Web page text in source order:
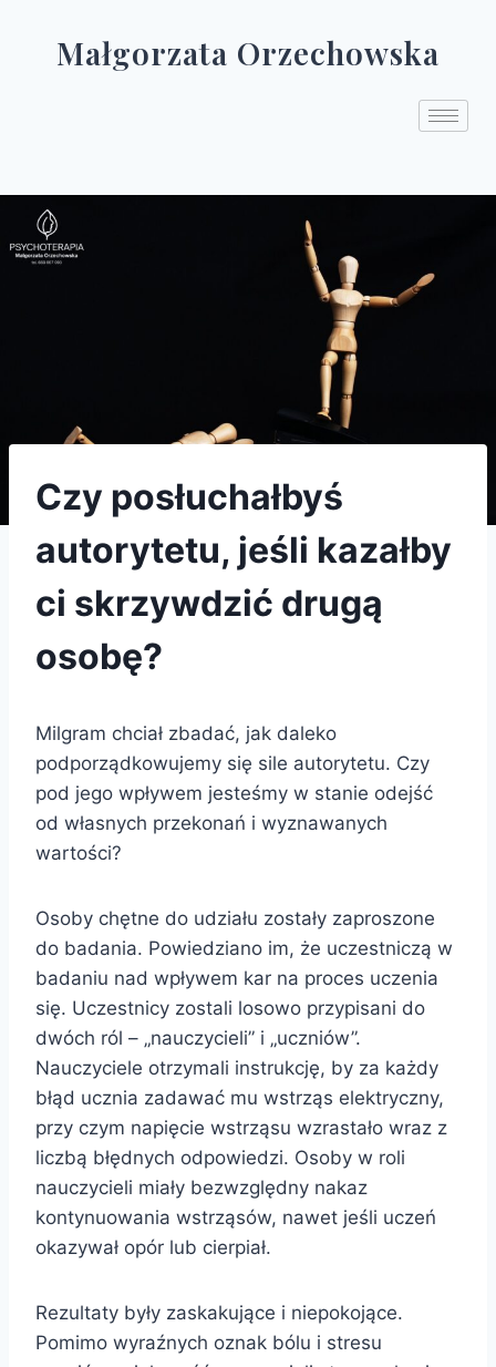
Małgorzata Orzechowska
Czy posłuchałbyś
autorytetu, jeśli kazałby
ci skrzywdzić drugą
osobę?
Milgram chciał zbadać, jak daleko
podporządkowujemy się sile autorytetu. Czy
pod jego wpływem jesteśmy w stanie odejść
od własnych przekonań i wyznawanych
wartości?
Osoby chętne do udziału zostały zaproszone
do badania. Powiedziano im, że uczestniczą w
badaniu nad wpływem kar na proces uczenia
się. Uczestnicy zostali losowo przypisani do
dwóch ról – „nauczycieli” i „uczniów”.
Nauczyciele otrzymali instrukcję, by za każdy
błąd ucznia zadawać mu wstrząs elektryczny,
przy czym napięcie wstrząsu wzrastało wraz z
liczbą błędnych odpowiedzi. Osoby w roli
nauczycieli miały bezwzględny nakaz
kontynuowania wstrząsów, nawet jeśli uczeń
okazywał opór lub cierpiał.
Rezultaty były zaskakujące i niepokojące.
Pomimo wyraźnych oznak bólu i stresu